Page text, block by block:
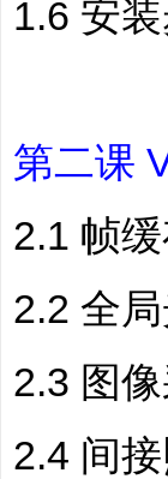
1.6 安
第二课
2.1 帧
2.2 全
2.3 图像
2.4 间